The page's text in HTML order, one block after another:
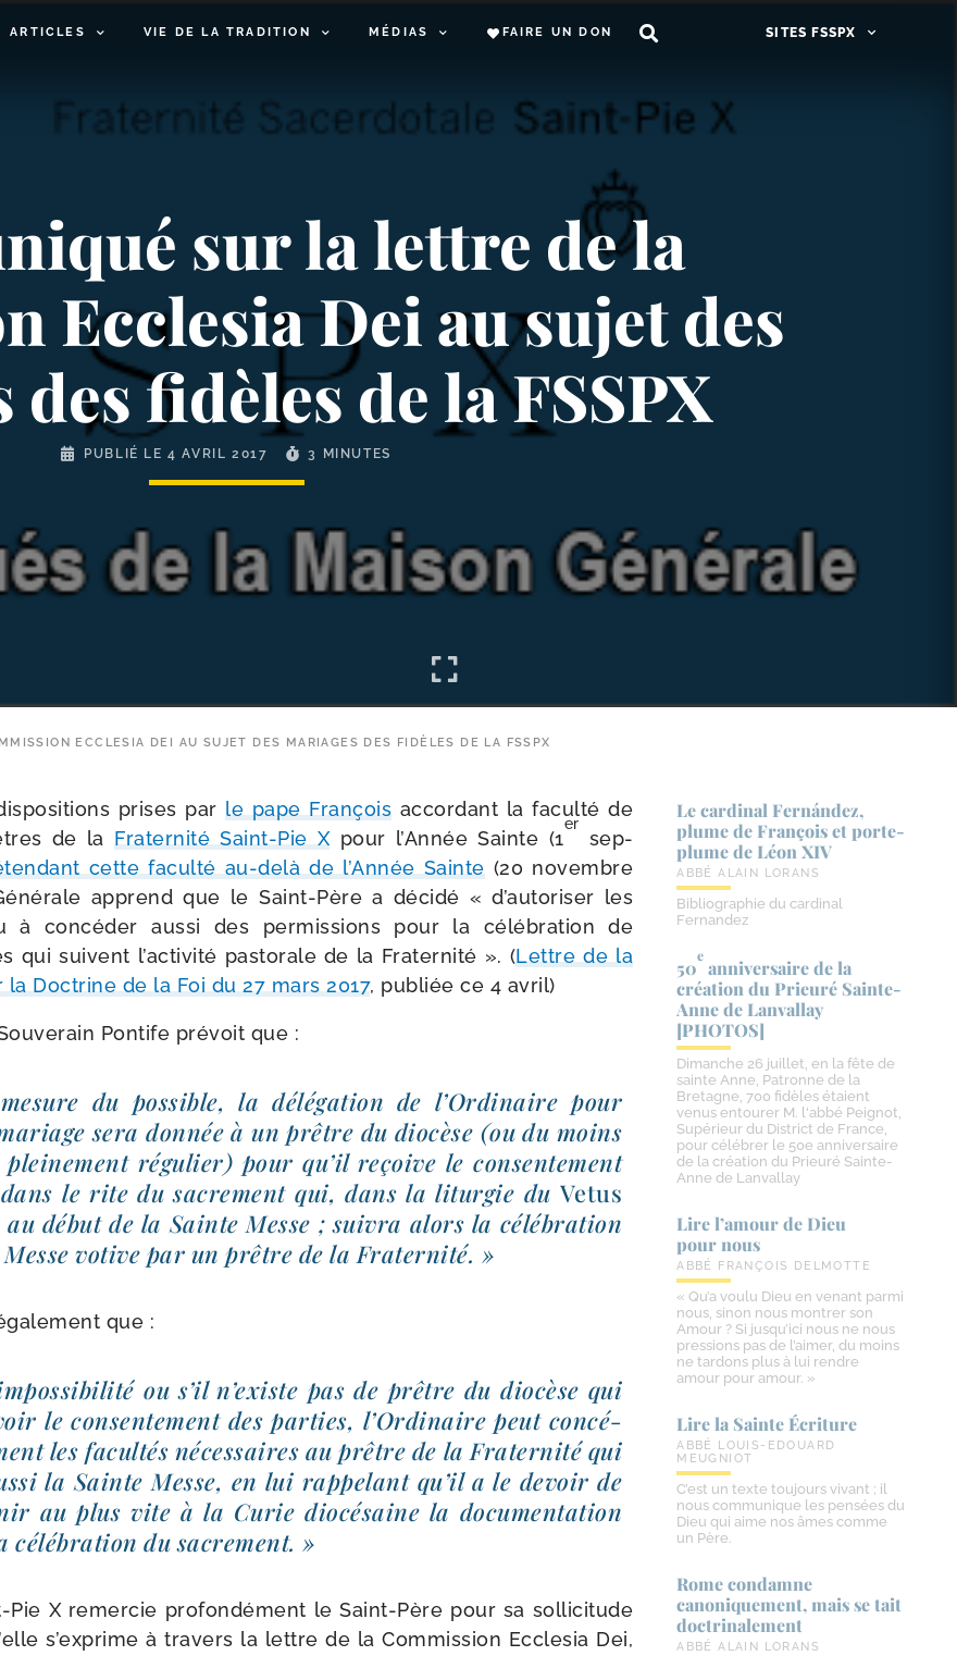
ARTICLES VIE DE LA TRADITION MÉDIAS FAIRE UN DON SITES FSSPX
sur la lettre de la
Ecclesia Dei au sujet des
fidèles de la FSSPX
PUBLIÉ LE4 AVRIL 2017 3 MINUTES
ECCLESIA DEI AU SUJET DES MARIAGES DES FIDÈLES DE LA FSSPX
prises par le pape François accor­dant la facul­té de
de la Fraternité Saint-​Pie Xpour l’Année Sainte (1
er
sep­
cette facul­té au-​delà de l’Année Sainte (20 novembre
apprend que le Saint-​Père a déci­dé « d’autoriser les
à concé­der aus­si des per­mis­sions pour la célé­bra­tion de
qui suivent l’activité pas­to­rale de la Fraternité ». (Lettre de la
Doctrine de la Foi du 27 mars 2017, publiée ce 4 avril)
Pontife pré­voit que :
du pos­sible, la délé­ga­tion de l’Ordinaire pour
sera don­née à un prêtre du dio­cèse (ou du moins
régu­lier) pour qu’il reçoive le consen­te­ment
le rite du sacre­ment qui, dans la litur­gie du Vetus
début de la Sainte Messe ; sui­vra alors la célé­bra­tion
votive par un prêtre de la Fraternité. »
que :
ou s’il n’existe pas de prêtre du dio­cèse qui
le consen­te­ment des par­ties, l’Ordinaire peut concé­
les facul­tés néces­saires au prêtre de la Fraternité qui
la Sainte Messe, en lui rap­pe­lant qu’il a le devoir de
au plus vite à la Curie dio­cé­saine la docu­men­ta­tion
célé­bra­tion du sacrement. »
​Pie X remer­cie pro­fon­dé­ment le Saint-​Père pour sa sol­li­ci­tude
s’exprime à tra­vers la lettre de la Commission Ecclesia Dei,
Le cardinal Fernández,
plume de François et porte-​
plume de Léon XIV
ABBÉ ALAIN LORANS
Bibliographie du cardinal
Fernandez
50
e
anniversaire de la
création du Prieuré Sainte-​
Anne de Lanvallay
[PHOTOS]
Dimanche 26 juillet, en la fête de
sainte Anne, Patronne de la
Bretagne, 700 fidèles étaient
venus entourer M. l'abbé Peignot,
Supérieur du District de France,
pour célébrer le 50e anniversaire
de la création du Prieuré Sainte-
Anne de Lanvallay
Lire l’amour de Dieu
pour nous
ABBÉ FRANÇOIS DELMOTTE
« Qu’a voulu Dieu en venant parmi
nous, sinon nous montrer son
Amour ? Si jusqu’ici nous ne nous
pressions pas de l’aimer, du moins
ne tardons plus à lui rendre
amour pour amour. »
Lire la Sainte Écriture
ABBÉ LOUIS-EDOUARD
MEUGNIOT
C’est un texte toujours vivant ; il
nous communique les pensées du
Dieu qui aime nos âmes comme
un Père.
Rome condamne
canoniquement, mais se tait
doctrinalement
ABBÉ ALAIN LORANS